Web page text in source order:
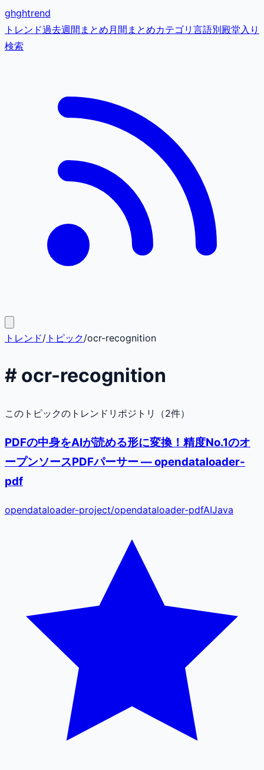
ghghtrend
トレンド過去週間まとめ月間まとめカテゴリ 言語別殿堂入り
検索
トレンド/ トピック/ocr-recognition
# ocr-recognition
このトピックのトレンドリポジトリ（2件）
PDFの中身をAIが読める形に変換！精度No.1のオ
ープンソースPDFパーサー — opendataloader-
pdf
opendataloader-project/opendataloader-pdfAIJava